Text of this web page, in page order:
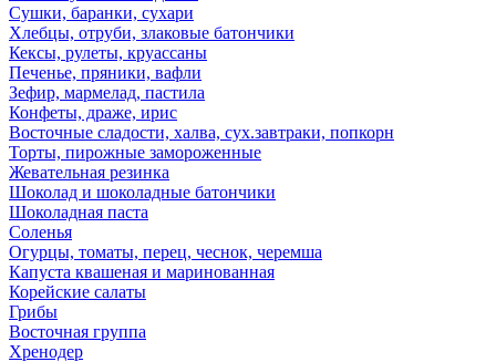
Сушки, баранки, сухари
Хлебцы, отруби, злаковые батончики
Кексы, рулеты, круассаны
Печенье, пряники, вафли
Зефир, мармелад, пастила
Конфеты, драже, ирис
Восточные сладости, халва, сух.завтраки, попкорн
Торты, пирожные замороженные
Жевательная резинка
Шоколад и шоколадные батончики
Шоколадная паста
Соленья
Огурцы, томаты, перец, чеснок, черемша
Капуста квашеная и маринованная
Корейские салаты
Грибы
Восточная группа
Хренодер